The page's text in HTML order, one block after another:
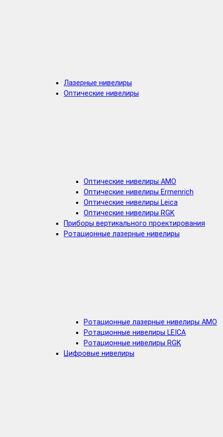
Лазерные нивелиры
Оптические нивелиры
Оптические нивелиры AMO
Оптические нивелиры Ermenrich
Оптические нивелиры Leica
Оптические нивелиры RGK
Приборы вертикального проектирования
Ротационные лазерные нивелиры
Ротационные лазерные нивелиры AMO
Ротационные нивелиры LEICA
Ротационные нивелиры RGK
Цифровые нивелиры